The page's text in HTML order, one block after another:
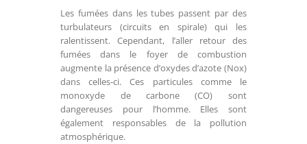
Les fumées dans les tubes passent par des
turbulateurs (circuits en spirale) qui les
ralentissent. Cependant, l’aller retour des
fumées dans le foyer de combustion
augmente la présence d’oxydes d’azote (Nox)
dans celles-ci. Ces particules comme le
monoxyde de carbone (CO) sont
dangereuses pour l’homme. Elles sont
également responsables de la pollution
atmosphérique.